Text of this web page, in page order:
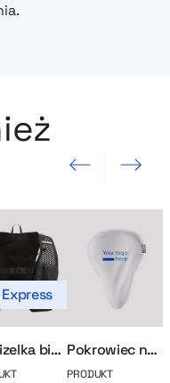
Poprzedni slajd Następny
Express
Kamizelka biegowa Trail Pokrowiec na siodełko Trow
PRODUKT